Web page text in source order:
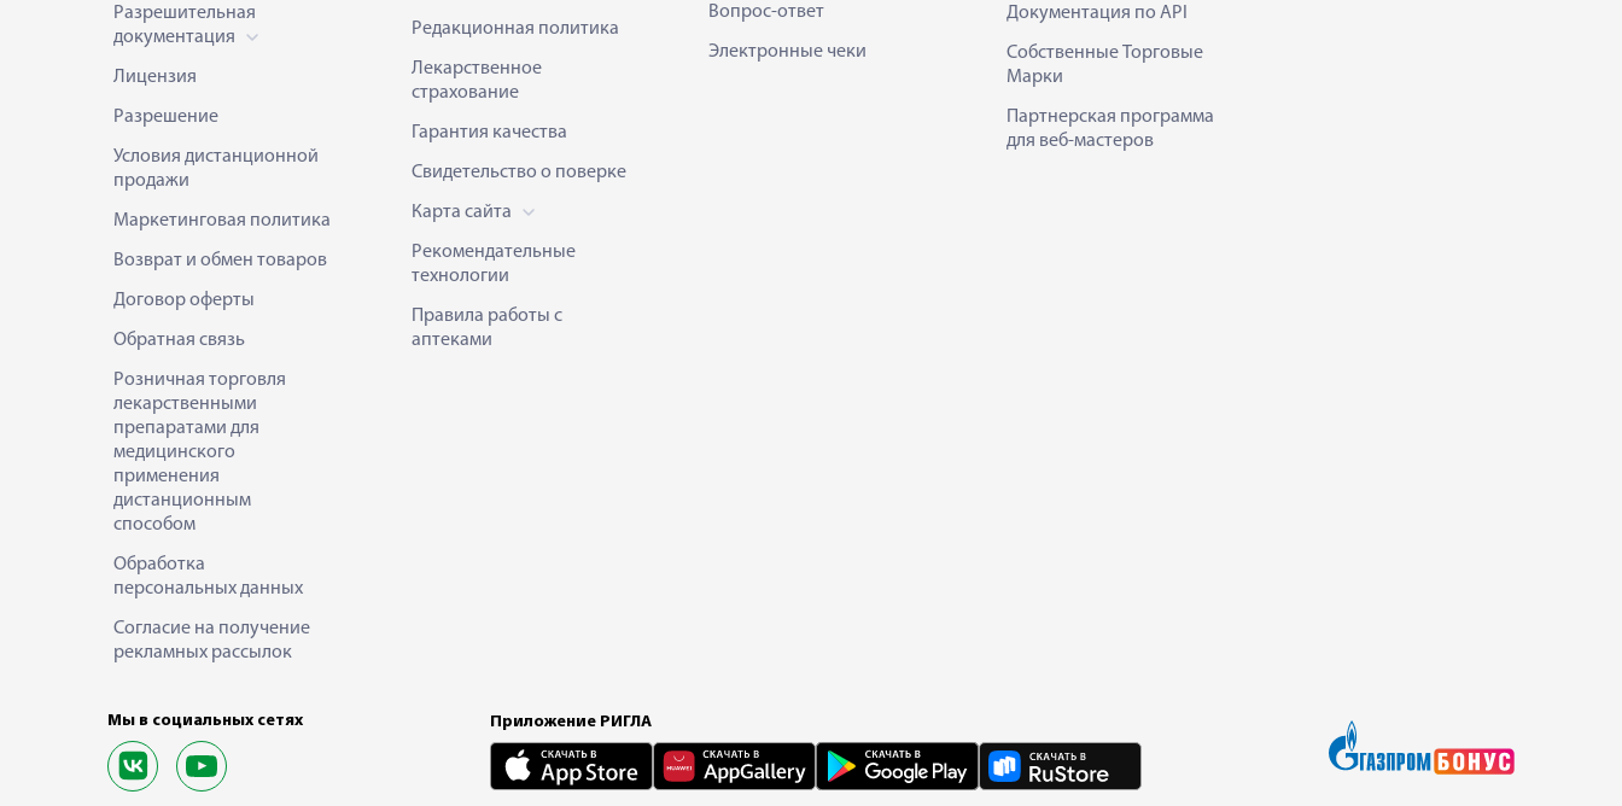
Разрешительная
документация
Лицензия
Разрешение
Условия дистанционной
продажи
Маркетинговая политика
Возврат и обмен товаров
Договор оферты
Обратная связь
Розничная торговля
лекарственными
препаратами для
медицинского
применения
дистанционным
способом
Обработка
персональных данных
Согласие на получение
рекламных рассылок
Редакционная политика
Лекарственное
страхование
Гарантия качества
Свидетельство о поверке
Карта сайта
Рекомендательные
технологии
Правила работы с
аптеками
Вопрос-ответ
Электронные чеки
Документация по API
Собственные Торговые
Марки
Партнерская программа
для веб-мастеров
Мы в социальных сетях Приложение РИГЛА